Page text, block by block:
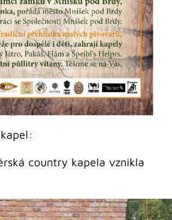
country kapela vznikla